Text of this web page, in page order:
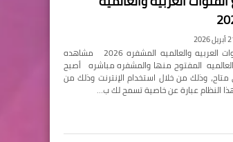
2026
شاهد جميع القنوات العربيه والعالميه المشفره 2026 مشاهده
المفتوح منها والمشفره مباشره أصبح
وذلك من خلال استخدام الإنترنت وذلك من
النظام عبارة عن خاصية تسمح لك ب…